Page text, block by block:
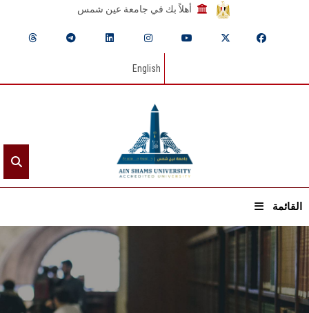
أهلاً بك في جامعة عين شمس
English
القائمة
الرئيسيـة
عن الجامعة